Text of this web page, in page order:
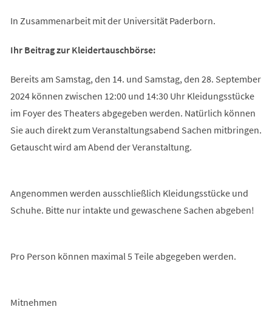
In Zusammenarbeit mit der Universität Paderborn.
Ihr Beitrag zur Kleidertauschbörse:
Bereits am Samstag, den 14. und Samstag, den 28. September
2024 können zwischen 12:00 und 14:30 Uhr Kleidungsstücke
im Foyer des Theaters abgegeben werden. Natürlich können
Sie auch direkt zum Veranstaltungsabend Sachen mitbringen.
Getauscht wird am Abend der Veranstaltung.
Angenommen werden ausschließlich Kleidungsstücke und
Schuhe. Bitte nur intakte und gewaschene Sachen abgeben!
Pro Person können maximal 5 Teile abgegeben werden.
Mitnehmen